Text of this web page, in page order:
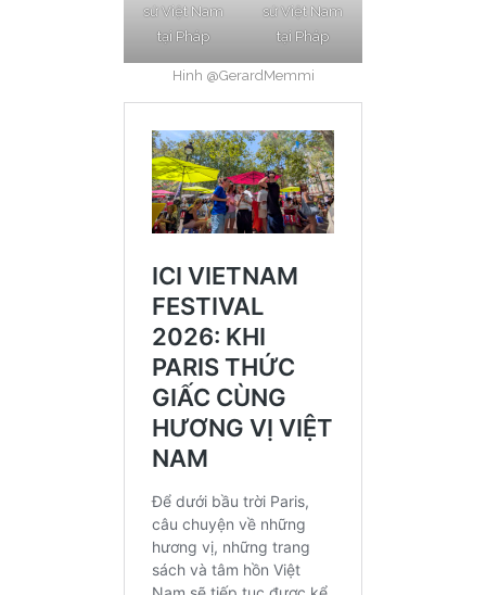
sứ Việt Nam
tại Pháp
sứ Việt Nam
tại Pháp
Hinh @GerardMemmi